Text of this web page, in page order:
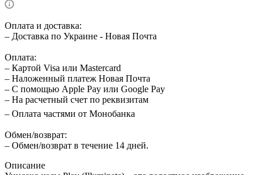
Оплата и доставка:
– Доставка по Украине - Новая Почта
Оплата:
– Картой Visa или Mastercard
– Наложенный платеж Новая Почта
– С помощью Apple Pay или Google Pay
– На расчетный счет по реквизитам
– Оплата частями от Монобанка
Обмен/возврат:
– Обмен/возврат в течение 14 дней.
Описание